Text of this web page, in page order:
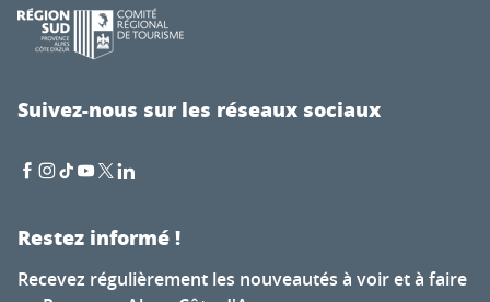
Suivez-nous sur les réseaux sociaux
Restez informé !
Recevez régulièrement les nouveautés à voir et à faire